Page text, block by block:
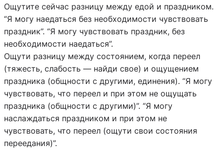
Ощутите сейчас разницу между едой и праздником.
“Я могу наедаться без необходимости чувствовать
праздник”. “Я могу чувствовать праздник, без
необходимости наедаться”.
Ощути разницу между состоянием, когда переел
(тяжесть, слабость — найди свое) и ощущением
праздника (общности с другими, единения). “Я могу
чувствовать, что переел и при этом не ощущать
праздника (общности с другими)”. “Я могу
наслаждаться праздником и при этом не
чувствовать, что переел (ощути свои состояния
переедания)”.